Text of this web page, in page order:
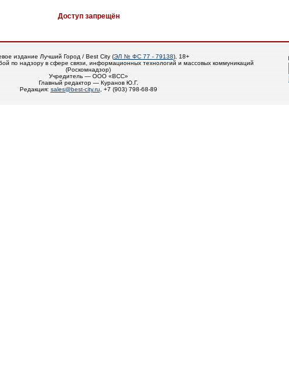
Доступ запрещён
издание Лучший Город / Best City (ЭЛ № ФС 77 - 79138), 18+
по надзору в сфере связи, информационных технологий и массовых коммуникаций
(Роскомнадзор)
Учредитель — ООО «ВСС»
Главный редактор — Куранов Ю.Г.
Редакция: sales@best-city.ru , +7 (903) 798-68-89